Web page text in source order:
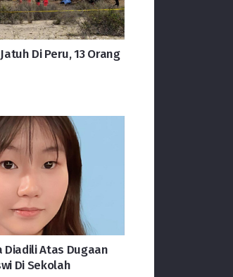
Di Peru, 13 Orang
Diadili Atas Dugaan
Di Sekolah